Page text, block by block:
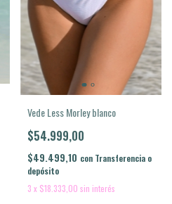
Vede Less Morley blanco
$54.999,00
$49.499,10 con Transferencia o
depósito
3 x $18.333,00 sin interés